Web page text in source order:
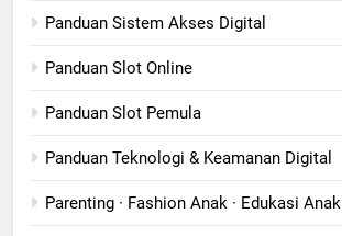
Panduan Sistem Akses Digital
Panduan Slot Online
Panduan Slot Pemula
Panduan Teknologi & Keamanan Digital
Parenting · Fashion Anak · Edukasi Anak